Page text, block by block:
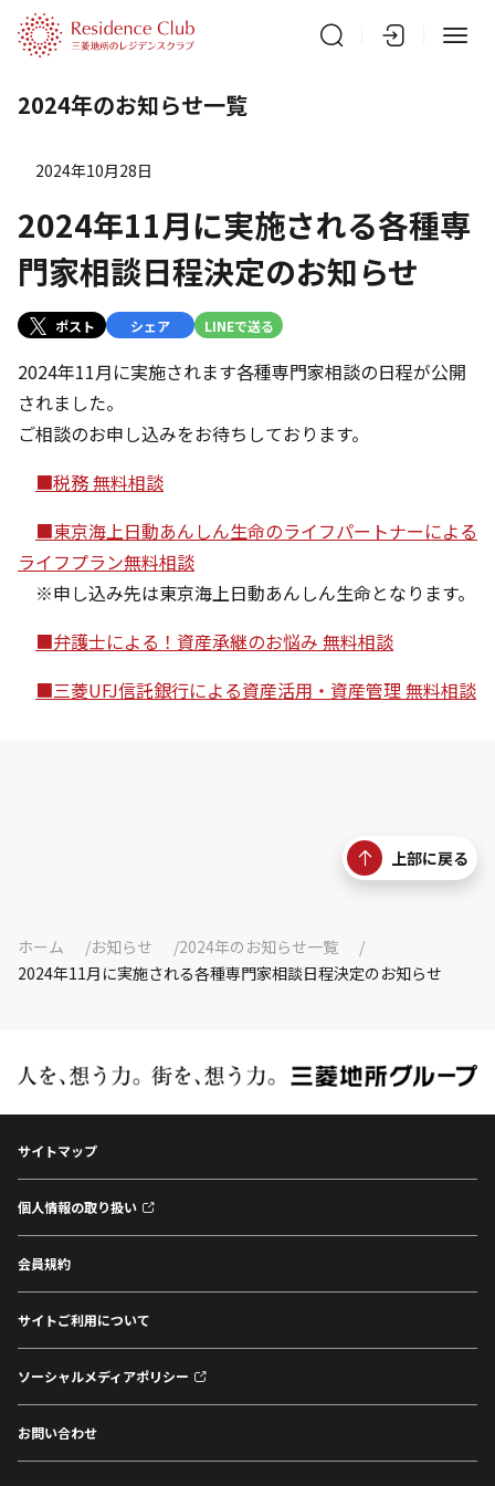
2024年のお知らせ一覧
2024年10月28日
2024年11月に実施される各種専
門家相談日程決定のお知らせ
ポスト シェア LINEで送る
2024年11月に実施されます各種専門家相談の日程が公開
されました。
ご相談のお申し込みをお待ちしております。
■税務 無料相談
■東京海上日動あんしん生命のライフパートナーによる
ライフプラン無料相談
※申し込み先は東京海上日動あんしん生命となります。
■弁護士による！資産承継のお悩み 無料相談
■三菱UFJ信託銀行による資産活用・資産管理 無料相談
上部に戻る
ホーム お知らせ
2024年のお知らせ一覧
2024年11月に実施される各種専門家相談日程決定のお知らせ
サイトマップ
個人情報の取り扱い
会員規約
サイトご利用について
ソーシャルメディアポリシー
お問い合わせ